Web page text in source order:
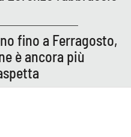
fino a Ferragosto,
è ancora più